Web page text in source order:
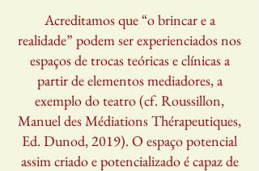
Acreditamos que “o brincar e a
realidade” podem ser experienciados nos
espaços de trocas teóricas e clínicas a
partir de elementos mediadores, a
exemplo do teatro (cf. Roussillon,
Manuel des Médiations Thérapeutiques,
Ed. Dunod, 2019). O espaço potencial
assim criado e potencializado é capaz de